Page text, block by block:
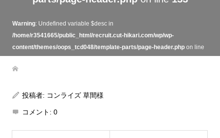
Warning: Undefined variable $desc in
/home/r3541665/public_html/recruit.cut-hikari.com/wp/wp-
content/themes/oops_tcd048/template-parts/page-header.phpon line
投稿者: コンライズ 草間様
コメント: 0